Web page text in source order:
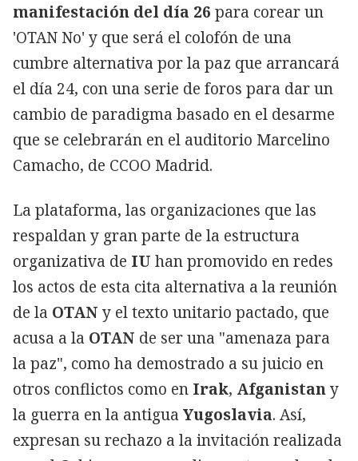
manifestación del día 26 para corear un
'OTAN No' y que será el colofón de una
cumbre alternativa por la paz que arrancará
el día 24, con una serie de foros para dar un
cambio de paradigma basado en el desarme
que se celebrarán en el auditorio Marcelino
Camacho, de CCOO Madrid.
La plataforma, las organizaciones que las
respaldan y gran parte de la estructura
organizativa de IU han promovido en redes
los actos de esta cita alternativa a la reunión
de la OTAN y el texto unitario pactado, que
acusa a la OTAN de ser una "amenaza para
la paz", como ha demostrado a su juicio en
otros conflictos como en Irak, Afganistany
la guerra en la antigua Yugoslavia. Así,
expresan su rechazo a la invitación realizada